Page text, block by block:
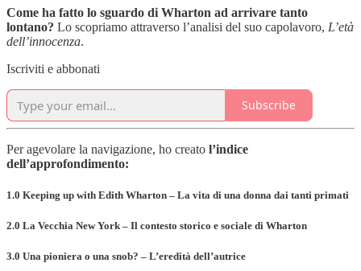
Come ha fatto lo sguardo di Wharton ad arrivare tanto
lontano? Lo scopriamo attraverso l’analisi del suo capolavoro, L’età
dell’innocenza.
Iscriviti e abbonati
Subscribe
Per agevolare la navigazione, ho creato l’indice
dell’approfondimento:
1.0 Keeping up with Edith Wharton – La vita di una donna dai tanti primati
2.0 La Vecchia New York – Il contesto storico e sociale di Wharton
3.0 Una pioniera o una snob? – L’eredità dell’autrice